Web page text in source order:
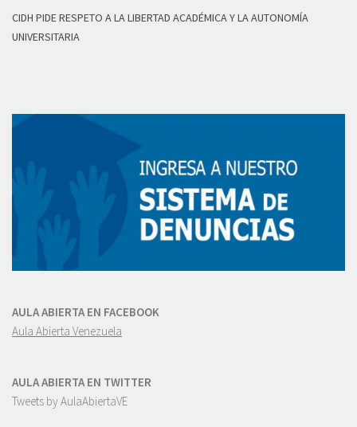
CIDH PIDE RESPETO A LA LIBERTAD ACADÉMICA Y LA AUTONOMÍA
UNIVERSITARIA
AULA ABIERTA EN FACEBOOK
Aula Abierta Venezuela
AULA ABIERTA EN TWITTER
Tweets by AulaAbiertaVE